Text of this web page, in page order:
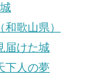
歌山県）
届けた城
下人の夢